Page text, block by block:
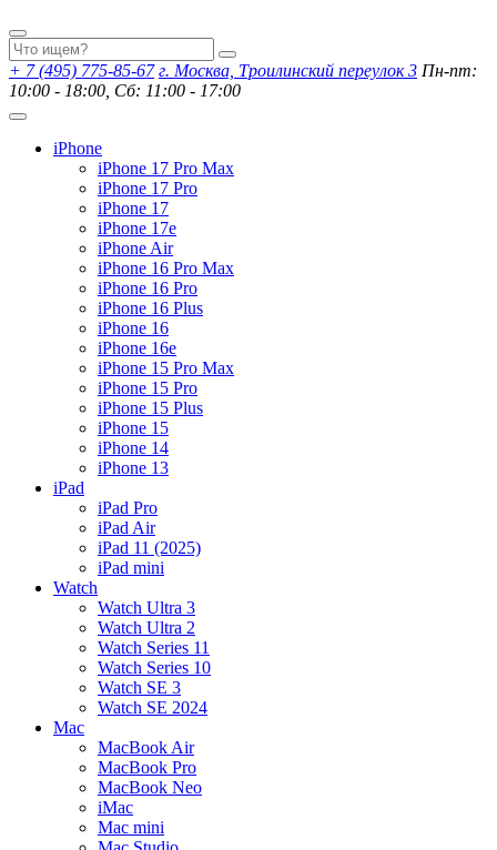
+ 7 (495) 775-85-67 г. Москва, Троилинский переулок 3 Пн-пт:
10:00 - 18:00, Сб: 11:00 - 17:00
iPhone
iPhone 17 Pro Max
iPhone 17 Pro
iPhone 17
iPhone 17e
iPhone Air
iPhone 16 Pro Max
iPhone 16 Pro
iPhone 16 Plus
iPhone 16
iPhone 16e
iPhone 15 Pro Max
iPhone 15 Pro
iPhone 15 Plus
iPhone 15
iPhone 14
iPhone 13
iPad
iPad Pro
iPad Air
iPad 11 (2025)
iPad mini
Watch
Watch Ultra 3
Watch Ultra 2
Watch Series 11
Watch Series 10
Watch SE 3
Watch SE 2024
Mac
MacBook Air
MacBook Pro
MacBook Neo
iMac
Mac mini